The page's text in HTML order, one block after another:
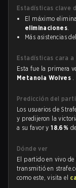
Estadísticas clave
El máximo
eliminaciones.
Más asistencias
Estadísticas cara a
Esta fue la primera
Metanoia Wolves .
Predicción del
Los usuarios de
y predijeron la
a su favor y18.6%
Dónde ver
El partido en vivo de
transmitió en
como este, visita el